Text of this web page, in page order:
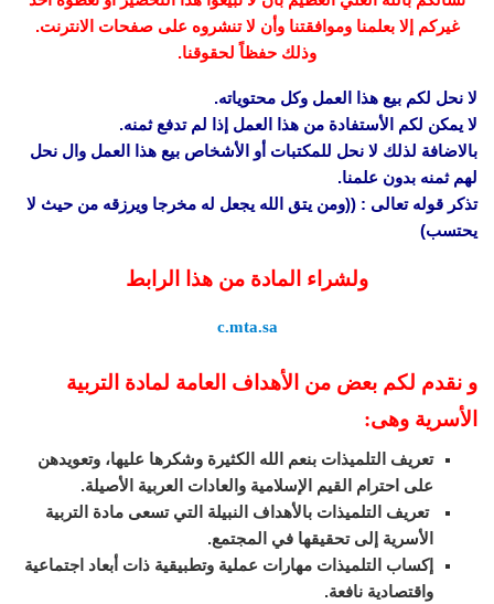
غيركم إلا بعلمنا وموافقتنا وأن لا تنشروه على صفحات الانترنت.
وذلك حفظاً لحقوقنا.
لا نحل لكم بيع هذا العمل وكل محتوياته.
لا يمكن لكم الأستفادة من هذا العمل إذا لم تدفع ثمنه.
بالاضافة لذلك لا نحل للمكتبات أو الأشخاص بيع هذا العمل وال نحل
لهم ثمنه بدون علمنا.
تذكر قوله تعالى : ((ومن يتق الله يجعل له مخرجا ويرزقه من حيث لا
يحتسب)
ولشراء المادة من هذا الرابط
c.mta.sa
و نقدم لكم بعض من الأهداف العامة لمادة التربية
الأسرية وهى:
تعريف التلميذات بنعم الله الكثيرة وشكرها عليها، وتعويدهن
على احترام القيم الإسلامية والعادات العربية الأصيلة.
تعريف التلميذات بالأهداف النبيلة التي تسعى مادة التربية
الأسرية إلى تحقيقها في المجتمع.
إكساب التلميذات مهارات عملية وتطبيقية ذات أبعاد اجتماعية
واقتصادية نافعة.